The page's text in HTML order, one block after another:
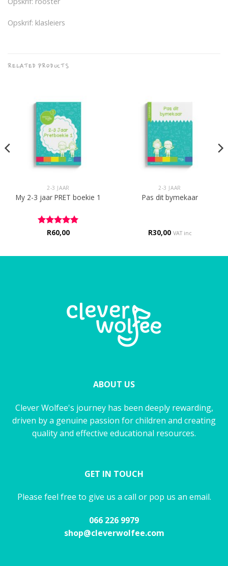
Opskrif: klasleiers
RELATED PRODUCTS
2-3 JAAR
My 2-3 jaar PRET boekie 1
Rated 5
R60,00
2-3 JAAR
Pas dit bymekaar
R30,00 VAT inc
ABOUT US
Clever Wolfee's journey has been deeply rewarding,
driven by a genuine passion for children and creating
quality and effective educational resources.
GET IN TOUCH
Please feel free to give us a call or pop us an email.
066 226 9979
shop@cleverwolfee.com